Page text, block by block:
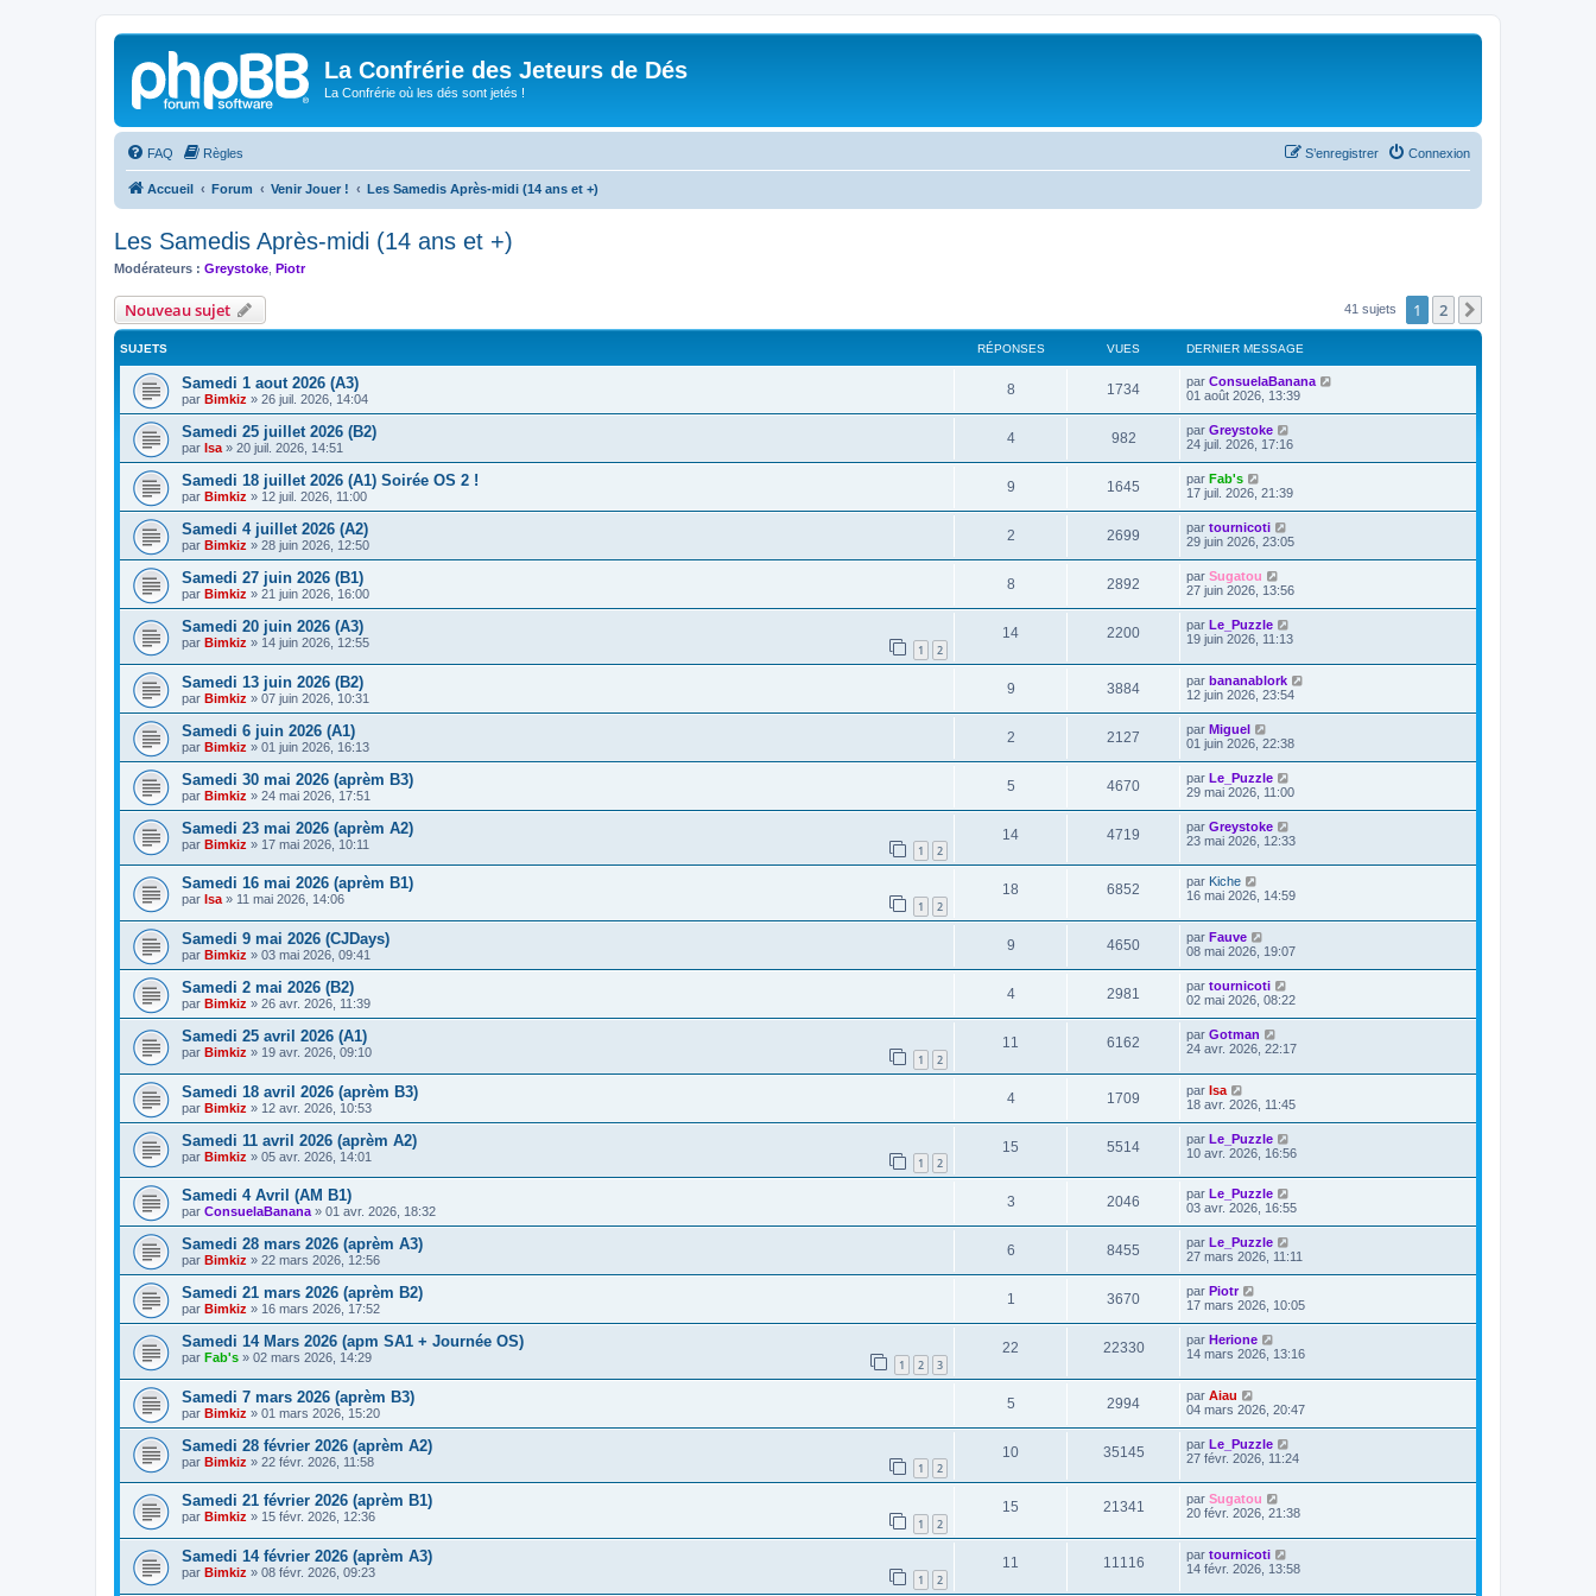
La Confrérie des Jeteurs de Dés
La Confrérie où les dés sont jetés !
FAQ Règles Connexion
S’enregistrer
Accueil Forum Venir Jouer ! Les Samedis Après-midi (14 ans et +)
Les Samedis Après-midi (14 ans et +)
Modérateurs : Greystoke Piotr
Nouveau sujet 41 sujets 1 2
SUJETS RÉPONSES VUES DERNIER MESSAGE
Samedi 1 aout 2026 (A3)
par Bimkiz » 26 juil. 2026, 14:04
8 1734 par ConsuelaBanana
01 août 2026, 13:39
Samedi 25 juillet 2026 (B2)
par Isa » 20 juil. 2026, 14:51
4 982 par Greystoke
24 juil. 2026, 17:16
Samedi 18 juillet 2026 (A1) Soirée OS 2 !
par Bimkiz » 12 juil. 2026, 11:00
9 1645 par Fab's
17 juil. 2026, 21:39
Samedi 4 juillet 2026 (A2)
par Bimkiz » 28 juin 2026, 12:50
2 2699 par tournicoti
29 juin 2026, 23:05
Samedi 27 juin 2026 (B1)
par Bimkiz » 21 juin 2026, 16:00
8 2892 par Sugatou
27 juin 2026, 13:56
Samedi 20 juin 2026 (A3)
par Bimkiz » 14 juin 2026, 12:55 1 2
14 2200 par Le_Puzzle
19 juin 2026, 11:13
Samedi 13 juin 2026 (B2)
par Bimkiz » 07 juin 2026, 10:31
9 3884 par bananablork
12 juin 2026, 23:54
Samedi 6 juin 2026 (A1)
par Bimkiz » 01 juin 2026, 16:13
2 2127 par Miguel
01 juin 2026, 22:38
Samedi 30 mai 2026 (aprèm B3)
par Bimkiz » 24 mai 2026, 17:51
5 4670 par Le_Puzzle
29 mai 2026, 11:00
Samedi 23 mai 2026 (aprèm A2)
par Bimkiz » 17 mai 2026, 10:11 1 2
14 4719 par Greystoke
23 mai 2026, 12:33
Samedi 16 mai 2026 (aprèm B1)
par Isa » 11 mai 2026, 14:06 1 2
18 6852 par Kiche
16 mai 2026, 14:59
Samedi 9 mai 2026 (CJDays)
par Bimkiz » 03 mai 2026, 09:41
9 4650 par Fauve
08 mai 2026, 19:07
Samedi 2 mai 2026 (B2)
par Bimkiz » 26 avr. 2026, 11:39
4 2981 par tournicoti
02 mai 2026, 08:22
Samedi 25 avril 2026 (A1)
par Bimkiz » 19 avr. 2026, 09:10 1 2
11 6162 par Gotman
24 avr. 2026, 22:17
Samedi 18 avril 2026 (aprèm B3)
par Bimkiz » 12 avr. 2026, 10:53
4 1709 par Isa
18 avr. 2026, 11:45
Samedi 11 avril 2026 (aprèm A2)
par Bimkiz » 05 avr. 2026, 14:01 1 2
15 5514 par Le_Puzzle
10 avr. 2026, 16:56
Samedi 4 Avril (AM B1)
par ConsuelaBanana » 01 avr. 2026, 18:32
3 2046 par Le_Puzzle
03 avr. 2026, 16:55
Samedi 28 mars 2026 (aprèm A3)
par Bimkiz » 22 mars 2026, 12:56
6 8455 par Le_Puzzle
27 mars 2026, 11:11
Samedi 21 mars 2026 (aprèm B2)
par Bimkiz » 16 mars 2026, 17:52
1 3670 par Piotr
17 mars 2026, 10:05
Samedi 14 Mars 2026 (apm SA1 + Journée OS)
par Fab's » 02 mars 2026, 14:29 1 2 3
22 22330 par Herione
14 mars 2026, 13:16
Samedi 7 mars 2026 (aprèm B3)
par Bimkiz » 01 mars 2026, 15:20
5 2994 par Aiau
04 mars 2026, 20:47
Samedi 28 février 2026 (aprèm A2)
par Bimkiz » 22 févr. 2026, 11:58 1 2
10 35145 par Le_Puzzle
27 févr. 2026, 11:24
Samedi 21 février 2026 (aprèm B1)
par Bimkiz » 15 févr. 2026, 12:36 1 2
15 21341 par Sugatou
20 févr. 2026, 21:38
Samedi 14 février 2026 (aprèm A3)
par Bimkiz » 08 févr. 2026, 09:23 1 2
11 11116 par tournicoti
14 févr. 2026, 13:58